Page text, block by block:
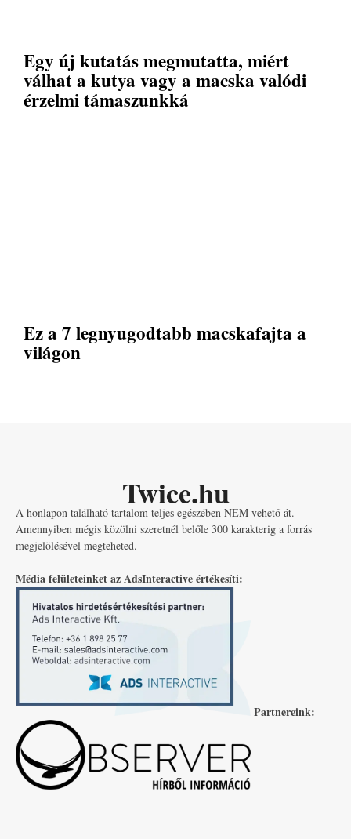
Egy új kutatás megmutatta, miért
válhat a kutya vagy a macska valódi
érzelmi támaszunkká
Ez a 7 legnyugodtabb macskafajta a
világon
Twice.hu
A honlapon található tartalom teljes egészében NEM vehető át.
Amennyiben mégis közölni szeretnél belőle 300 karakterig a forrás
megjelölésével megteheted.
Média felületeinket az AdsInteractive értékesíti:
Partnereink: